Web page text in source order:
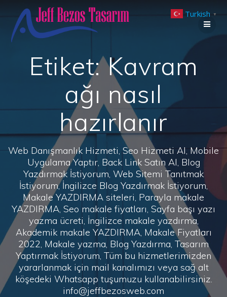
to
Etiket:Kavram
ağı nasıl
hazırlanır
Web Danışmanlık Hizmeti, Seo Hizmeti Al, Mobile
Uygulama Yaptır, Back Link Satın Al, Blog
Yazdırmak İstiyorum, Web Sitemi Tanıtmak
İstiyorum, İngilizce Blog Yazdırmak İstiyorum,
Makale YAZDIRMA siteleri, Parayla makale
YAZDIRMA, Seo makale fiyatları, Sayfa başı yazı
yazma ücreti, İngilizce makale yazdırma,
Akademik makale YAZDIRMA, Makale Fiyatları
2022, Makale yazma, Blog Yazdırma, Tasarım
Yaptırmak İstiyorum, Tüm bu hizmetlerimizden
yararlanmak için mail kanalımızı veya sağ alt
köşedeki Whatsapp tuşumuzu kullanabilirsiniz.
info@jeffbezosweb.com
Turkish ▼